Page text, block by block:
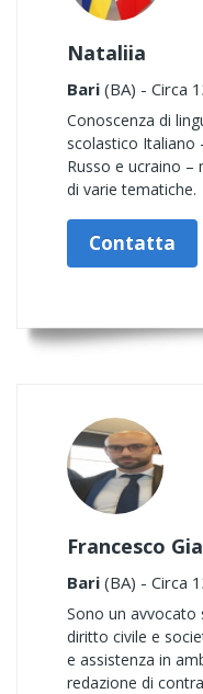
Nataliia
Bari (BA) - Circa
Conoscenza di
scolastico
Russo e ucraino –
di varie tematiche.
Contatta
Francesco
Bari (BA) - Circa
Sono un avvocato
diritto civile e
e assistenza in
redazione di